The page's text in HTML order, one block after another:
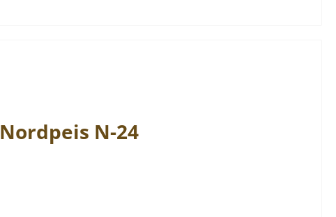
Nordpeis N-24